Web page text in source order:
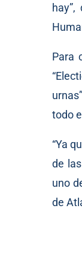
Para
todo
“Ya
de
uno
de